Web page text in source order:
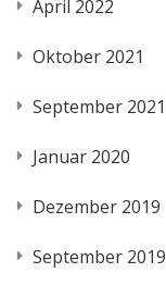
April 2022
Oktober 2021
September 2021
Januar 2020
Dezember 2019
September 2019